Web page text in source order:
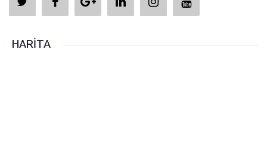
HARITA